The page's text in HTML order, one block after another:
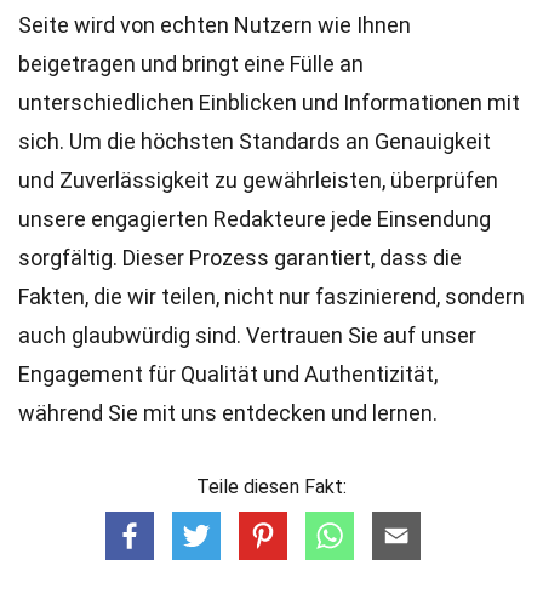
Seite wird von echten Nutzern wie Ihnen
beigetragen und bringt eine Fülle an
unterschiedlichen Einblicken und Informationen mit
sich. Um die höchsten Standards an Genauigkeit
und Zuverlässigkeit zu gewährleisten, überprüfen
unsere engagierten Redakteure jede Einsendung
sorgfältig. Dieser Prozess garantiert, dass die
Fakten, die wir teilen, nicht nur faszinierend, sondern
auch glaubwürdig sind. Vertrauen Sie auf unser
Engagement für Qualität und Authentizität,
während Sie mit uns entdecken und lernen.
Teile diesen Fakt: